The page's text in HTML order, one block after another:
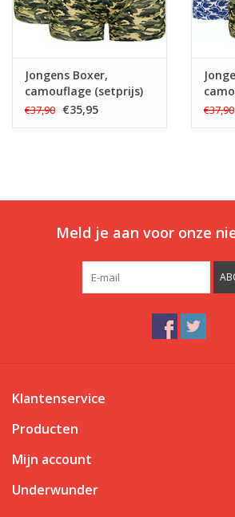
Jongens Boxer,
camouflage (setprijs)
€37,90 €35,95 €37,90
Meld je aan voor onze
Klantenservice
Producten
Mijn account
Underwunder